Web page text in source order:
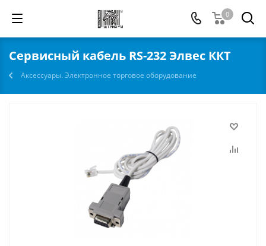
0
Сервисный кабель RS-232 Элвес ККТ
Аксессуары. Электронное торговое оборудование